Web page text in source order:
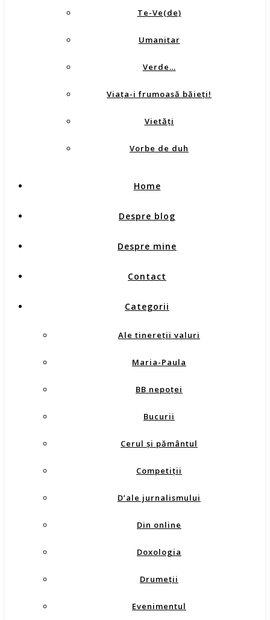
Te-Ve(de)
Umanitar
Verde…
Viața-i frumoasă băieți!
Vietăţi
Vorbe de duh
Home
Despre blog
Despre mine
Contact
Categorii
Ale tinereţii valuri
Maria-Paula
BB nepoţei
Bucurii
Cerul şi pământul
Competiţii
D’ale jurnalismului
Din online
Doxologia
Drumeţii
Evenimentul